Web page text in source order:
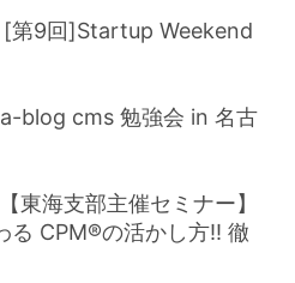
第9回]Startup Weekend
blog cms 勉強会 in 名古
東海支部主催セミナー】
る CPM®︎の活かし方!! 徹